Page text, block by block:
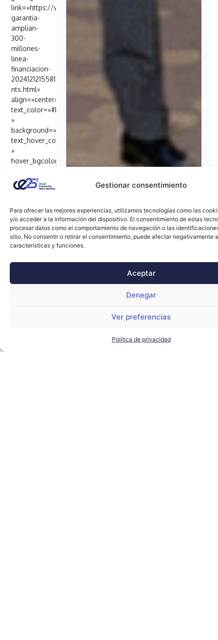
Gestionar consentimiento
Para ofrecer las mejores experiencias, utilizamos tecnologías como las
y/o acceder a la información del dispositivo. El consentimiento de estas
procesar datos como el comportamiento de navegación o las
sitio. No consentir o retirar el consentimiento, puede afectar negativamente
características y funciones.
Aceptar
Denegar
Ver preferencias
Política de privacidad
link=»https://www.abc.es/sevilla/economia/caixabank-
garantia-
amplian-
300-
millones-
linea-
financiacion-
20241212155812-
nts.html»
align=»center»
text_color=»#FFFFFF
»
background=»#6EB48C»
text_hover_color=»#FFFFFF
»
hover_bgcolor=»#000098″
Fuente: ABC
de
El alcalde de Sevilla visita
Torre Sevilla para conocer los
complejo